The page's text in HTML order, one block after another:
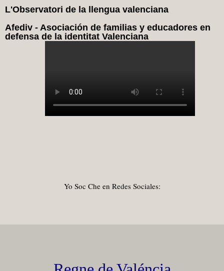
L'Observatori de la llengua valenciana
Afediv - Asociación de familias y educadores en
defensa de la identitat Valenciana
Yo Soc Che en Redes Sociales: